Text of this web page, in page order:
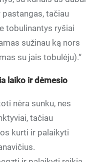
tačiau
tobulinantys ryšiai
sužinau ką nors
su jais tobulėju).“
laiko ir dėmesio
nėra sunku, nes
tačiau
kurti ir palaikyti